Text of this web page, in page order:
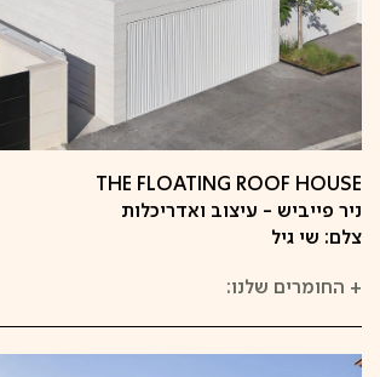
THE FLOATING ROOF HOUSE
ניר פייביש - עיצוב ואדריכלות
צלם: שי גיל
+ החומרים שלנו: